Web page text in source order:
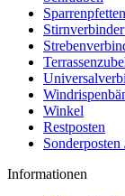
Winkel
Restposten
Informationen